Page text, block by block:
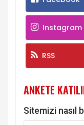
Instagram
RSS
ANKETE
Sitemizi nasıl